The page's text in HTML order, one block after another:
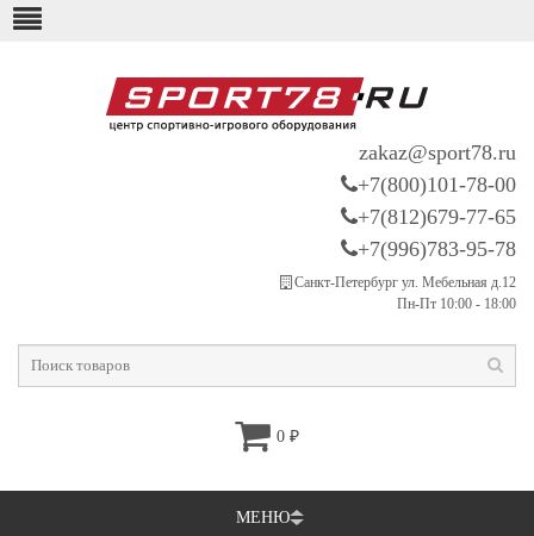
zakaz@sport78.ru
+7(800)101-78-00
+7(812)679-77-65
+7(996)783-95-78
Санкт-Петербург ул. Мебельная д.12
Пн-Пт 10:00 - 18:00
0 ₽
МЕНЮ